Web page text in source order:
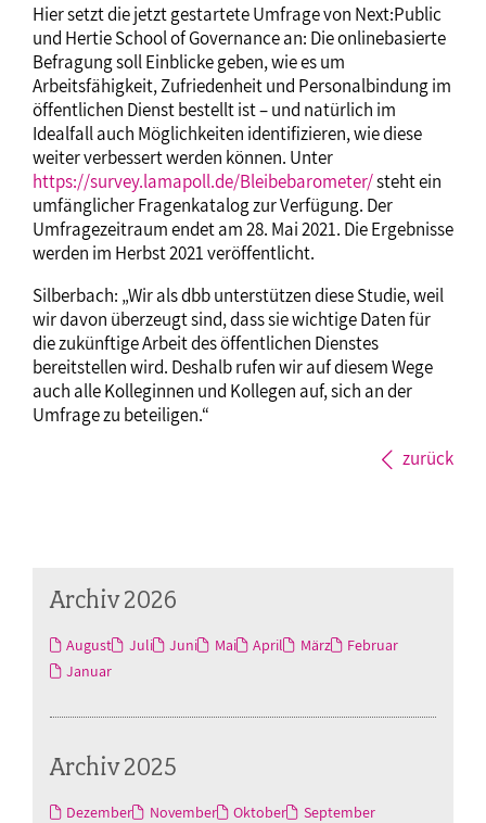
Hier setzt die jetzt gestartete Umfrage von Next:Public
und Hertie School of Governance an: Die onlinebasierte
Befragung soll Einblicke geben, wie es um
Arbeitsfähigkeit, Zufriedenheit und Personalbindung im
öffentlichen Dienst bestellt ist – und natürlich im
Idealfall auch Möglichkeiten identifizieren, wie diese
weiter verbessert werden können. Unter
https://survey.lamapoll.de/Bleibebarometer/steht ein
umfänglicher Fragenkatalog zur Verfügung. Der
Umfragezeitraum endet am 28. Mai 2021. Die Ergebnisse
werden im Herbst 2021 veröffentlicht.
Silberbach: „Wir als dbb unterstützen diese Studie, weil
wir davon überzeugt sind, dass sie wichtige Daten für
die zukünftige Arbeit des öffentlichen Dienstes
bereitstellen wird. Deshalb rufen wir auf diesem Wege
auch alle Kolleginnen und Kollegen auf, sich an der
Umfrage zu beteiligen.“
zurück
Archiv 2026
August Juli Juni Mai April März
Februar
Januar
Archiv 2025
Dezember November Oktober
September